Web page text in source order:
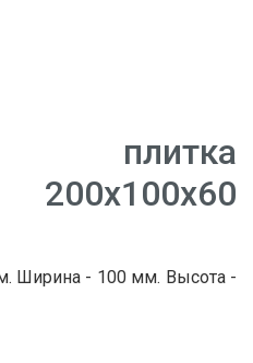
плитка
Ширина - 100 мм. Высота -